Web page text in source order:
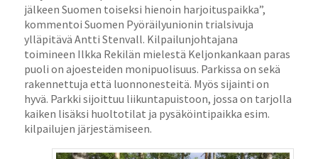
jälkeen Suomen toiseksi hienoin harjoituspaikka”,
kommentoi Suomen Pyöräilyunionin trialsivuja
ylläpitävä Antti Stenvall. Kilpailunjohtajana
toimineen Ilkka Rekilän mielestä Keljonkankaan paras
puoli on ajoesteiden monipuolisuus. Parkissa on sekä
rakennettuja että luonnonesteitä. Myös sijainti on
hyvä. Parkki sijoittuu liikuntapuistoon, jossa on tarjolla
kaiken lisäksi huoltotilat ja pysäköintipaikka esim.
kilpailujen järjestämiseen.